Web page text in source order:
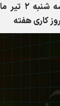
کاری هفته